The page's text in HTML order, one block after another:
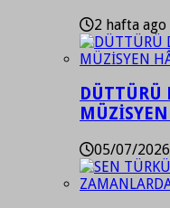
2 hafta ago
DÜTTÜRÜ
05/07/2026